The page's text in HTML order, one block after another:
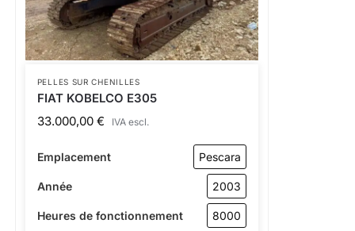
PELLES SUR CHENILLES
FIAT KOBELCO E305
33.000,00 € IVA escl.
Emplacement Pescara
Année 2003
Heures de fonctionnement 8000